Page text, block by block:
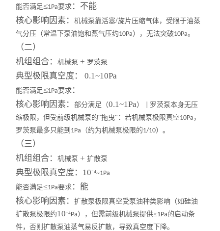
高压反应釜
冷冻干燥机
水热合成反应釜
玻璃分液器、过滤装置
智能恒温油浴（水浴）锅
旋转蒸发仪
磁力搅拌器
有机合成装置
培养箱
离心机
能否满足≤1Pa要求 ： 不能
核心影响因素：机械泵靠活塞/旋片压缩气体，受限于油蒸
气分压（常温下泵油饱和蒸气压约10Pa），无法突破10Pa。
（二）
机组组合：机械泵 + 罗茨泵
典型极限真空度 ： 0.1~10Pa
能否满足≤1Pa要求 ：
核心影响因素：部分满足（0.1~1Pa）
罗茨泵本身无压
缩极限，但受前级机械泵的“拖曳"：若机械泵极限真空10Pa ，
罗茨泵最多只能到 1Pa （约为机械泵极限的1/10）。
（三）
机组组合：机械泵 +扩散泵
典型极限真空度 ： 10⁻⁴~1Pa
能否满足≤1Pa要求 ： 能
核心影响因素：扩散泵极限真空受泵油种类影响（如硅油
扩散泵极限约10⁻⁴Pa），但需前级机械泵提供≤1Pa的启动条
件，否则扩散泵油蒸气易反扩散，导致真空度下降。